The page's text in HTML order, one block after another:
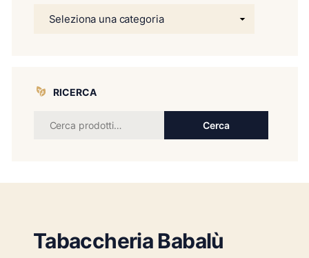
RICERCA
Cerca
Tabaccheria Babalù